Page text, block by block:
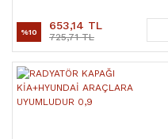
%10 653,14 TL
725,71 TL